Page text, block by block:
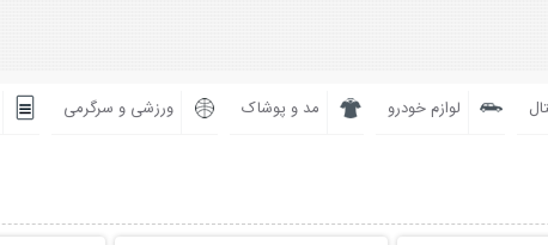
لوازم خودرو مد و پوشاک ورزشی و سرگرمی